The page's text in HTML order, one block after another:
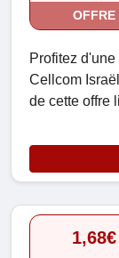
OFFRE
Profitez
Cellcom
de cette offre
1,68€